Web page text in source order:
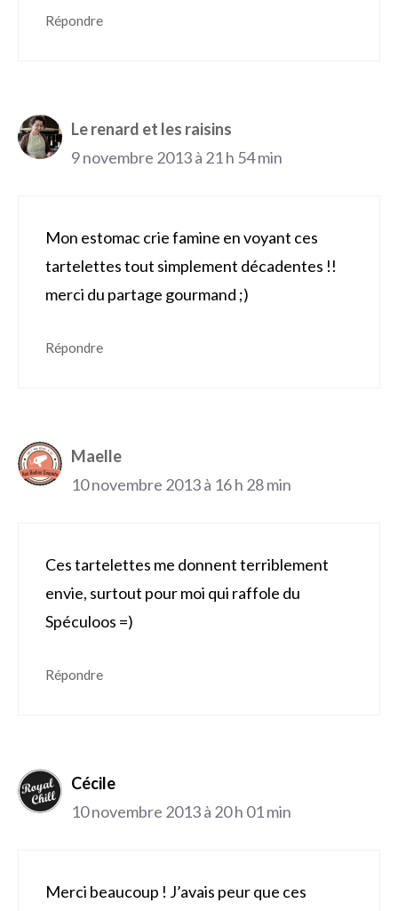
Répondre
Le renard et les raisins
9 novembre 2013 à 21 h 54 min
Mon estomac crie famine en voyant ces
tartelettes tout simplement décadentes !!
merci du partage gourmand ;)
Répondre
Maelle
10 novembre 2013 à 16 h 28 min
Ces tartelettes me donnent terriblement
envie, surtout pour moi qui raffole du
Spéculoos =)
Répondre
Cécile
10 novembre 2013 à 20 h 01 min
Merci beaucoup ! J’avais peur que ces